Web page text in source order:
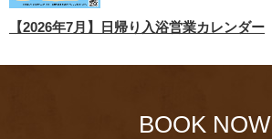
【2026年7月】日帰り入浴営業カレンダー
BOOK NOW